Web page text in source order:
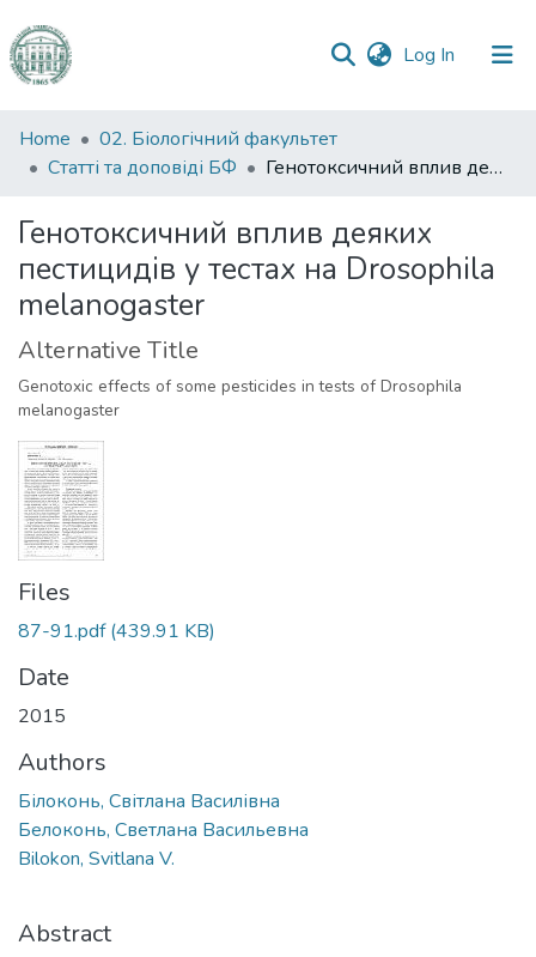
Log In (current)
Communities
&
All of DSpace
Statistics
Home
02. Біологічний факультет
Статті та доповіді БФ
Генотоксичний вплив деяких пестицидів у тестах на Drosophila melanogaster
Генотоксичний вплив деяких
пестицидів у тестах на Drosophila
melanogaster
Alternative Title
Genotoxic effects of some pesticides in tests of Drosophila
melanogaster
Files
87-91.pdf(439.91 KB)
Date
2015
Authors
Білоконь, Світлана Василівна
Белоконь, Светлана Васильевна
Bilokon, Svitlana V.
Abstract